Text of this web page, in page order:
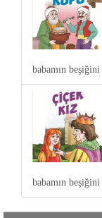
babamın beşiğini
babamın beşiğini